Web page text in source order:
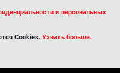
и персональных
Cookies. Узнать больше.